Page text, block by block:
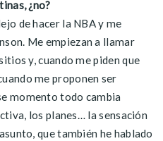
¿no?
de hacer la NBA y me
Me empiezan a llamar
y, cuando me piden que
me proponen ser
momento todo cambia
los planes… la sensación
que también he hablado